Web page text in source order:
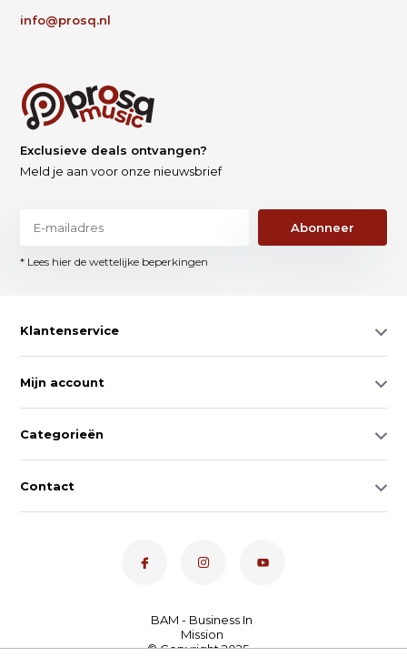
info@prosq.nl
Exclusieve deals ontvangen?
Meld je aan voor onze nieuwsbrief
Abonneer
* Lees hier de wettelijke beperkingen
Klantenservice
Mijn account
Categorieën
Contact